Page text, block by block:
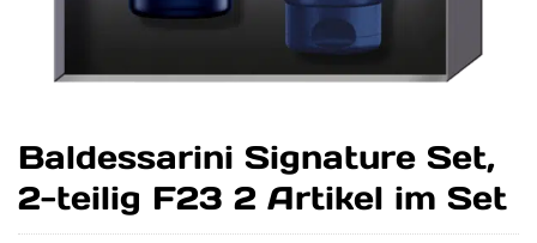
Baldessarini Signature Set,
2-teilig F23 2 Artikel im Set